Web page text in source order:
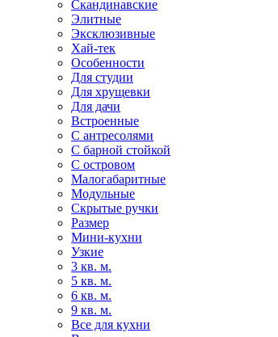
Скандинавские
Элитные
Эксклюзивные
Хай-тек
Особенности
Для студии
Для хрущевки
Для дачи
Встроенные
С антресолями
С барной стойкой
С островом
Малогабаритные
Модульные
Скрытые ручки
Размер
Мини-кухни
Узкие
3 кв. м.
5 кв. м.
6 кв. м.
9 кв. м.
Все для кухни